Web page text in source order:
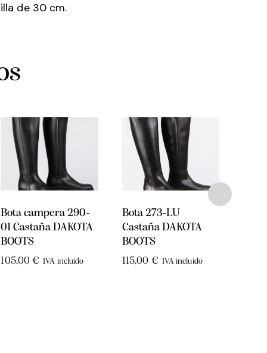
de 30 cm.
Bota campera 290-
01 Castaña DAKOTA
BOOTS
105,00€ IVA incluido
Bota 273-LU
Castaña DAKOTA
BOOTS
115,00 € IVA incluido